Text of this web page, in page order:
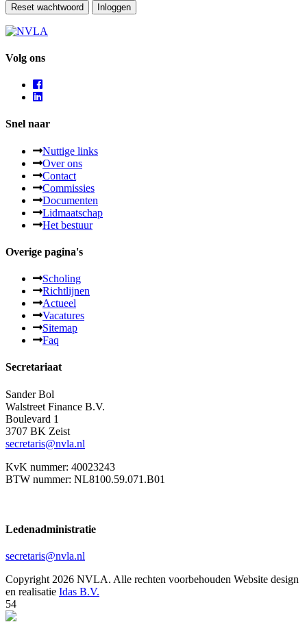
Volg ons
Snel naar
Nuttige links
Over ons
Contact
Commissies
Documenten
Lidmaatschap
Het bestuur
Overige pagina's
Scholing
Richtlijnen
Actueel
Vacatures
Sitemap
Faq
Secretariaat
Sander Bol
Walstreet Finance B.V.
Boulevard 1
3707 BK Zeist
secretaris@nvla.nl
KvK nummer: 40023243
BTW nummer: NL8100.59.071.B01
Ledenadministratie
secretaris@nvla.nl
Copyright 2026 NVLA. Alle rechten voorbehouden Website design
en realisatie Idas B.V.
54